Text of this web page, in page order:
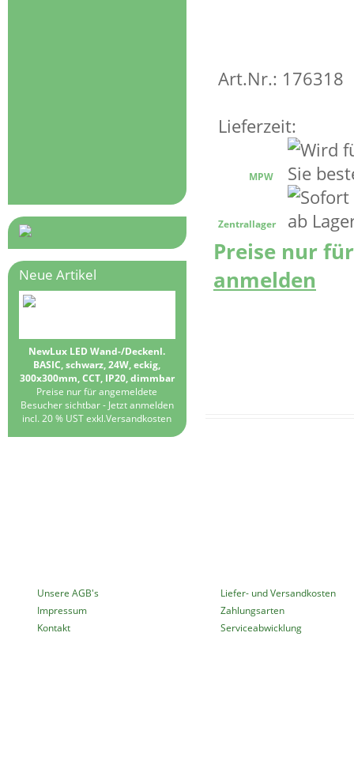
Art.Nr.: 176318
Lieferzeit:
MPW
Zentrallager
Preise nur
anmelden
Neue Artikel
NewLux LED Wand-/Deckenl.
BASIC, schwarz, 24W, eckig,
300x300mm, CCT, IP20, dimmbar
Preise nur für angemeldete
Besucher sichtbar - Jetzt anmelden
incl. 20 % UST exkl.Versandkosten
Unsere AGB's
Impressum
Kontakt
Liefer- und Versandkosten
Zahlungsarten
Serviceabwicklung